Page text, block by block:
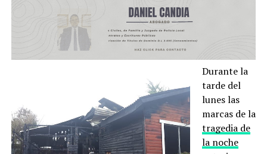
Durante la
tarde del
lunes las
marcas de la
tragedia de
la noche